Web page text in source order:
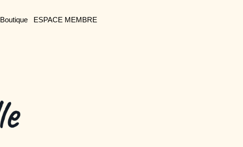
Boutique ESPACE MEMBRE